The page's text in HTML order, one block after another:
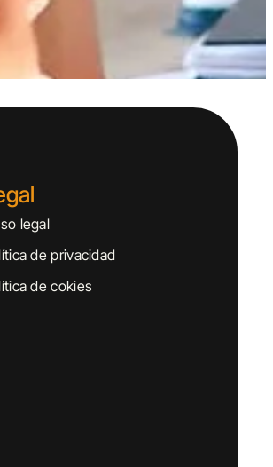
legal
de privacidad
de cokies